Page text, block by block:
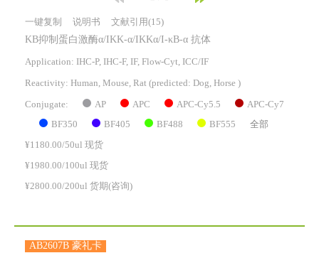
一键复制 说明书 文献引用(15)
KB抑制蛋白激酶α/IKK-α/IKKα/I-κB-α 抗体
Application: IHC-P, IHC-F, IF, Flow-Cyt, ICC/IF
Reactivity: Human, Mouse, Rat (predicted: Dog, Horse )
Conjugate: AP APC APC-Cy5.5 APC-Cy7
BF350 BF405 BF488 BF555 全部
¥1180.00/50ul 现货
¥1980.00/100ul 现货
¥2800.00/200ul 货期(咨询)
AB2607B 豪礼卡